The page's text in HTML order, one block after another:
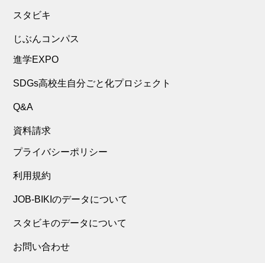
スタビキ
じぶんコンパス
進学EXPO
SDGs高校生自分ごと化プロジェクト
Q&A
資料請求
プライバシーポリシー
利用規約
JOB-BIKIのデータについて
スタビキのデータについて
お問い合わせ